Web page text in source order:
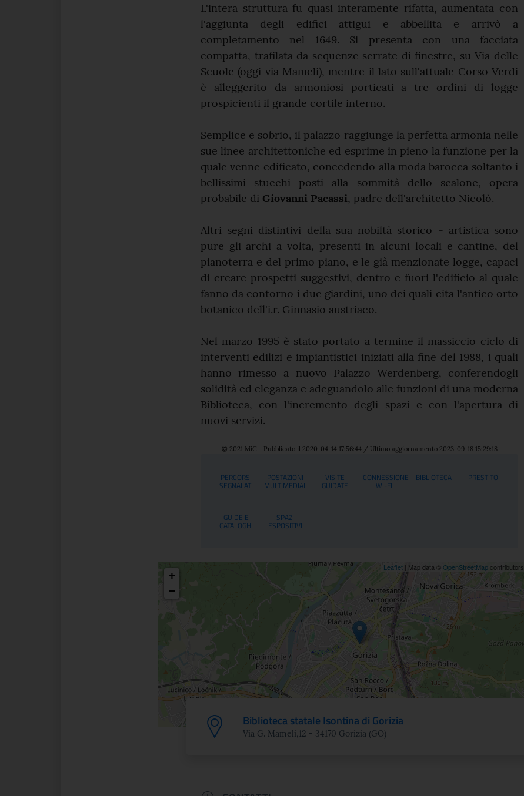
L'intera struttura fu quasi interamente rifatta, aumentata con
l'aggiunta degli edifici attigui e abbellita e arrivò a
completamento nel 1649. Si presenta con una facciata
compatta, trafilata da sequenze serrate di finestre, su Via delle
Scuole (oggi via Mameli), mentre il lato sull'attuale Corso Verdi
è alleggerito da armoniosi porticati a tre ordini di logge
prospicienti il grande cortile interno.
Semplice e sobrio, il palazzo raggiunge la perfetta armonia nelle
sue linee architettoniche ed esprime in pieno la funzione per la
quale venne edificato, concedendo alla moda barocca soltanto i
bellissimi stucchi posti alla sommità dello scalone, opera
probabile di Giovanni Pacassi, padre dell'architetto Nicolò.
Altri segni distintivi della sua nobiltà storico - artistica sono
pure gli archi a volta, presenti in alcuni locali e cantine, del
pianoterra e del primo piano, e le già menzionate logge, capaci
di creare prospetti suggestivi, dentro e fuori l'edificio al quale
fanno da contorno i due giardini, uno dei quali cita l'antico orto
botanico dell'i.r. Ginnasio austriaco.
Nel marzo 1995 è stato portato a termine il massiccio ciclo di
interventi edilizi e impiantistici iniziati alla fine del 1988, i quali
hanno rimesso a nuovo Palazzo Werdenberg, conferendogli
solidità ed eleganza e adeguandolo alle funzioni di una moderna
Biblioteca, con l'incremento degli spazi e con l'apertura di
nuovi servizi.
© 2021 MiC - Pubblicato il 2020-04-14 17:56:44 / Ultimo aggiornamento 2023-09-18 15:29:18
Servizi
PERCORSI
SEGNALATI
POSTAZIONI
MULTIMEDIALI
VISITE
GUIDATE
CONNESSIONE
WI-FI
BIBLIOTECA PRESTITO
GUIDE E
CATALOGHI
SPAZI
ESPOSITIVI
Posizione
+
−
Leaflet | Map data © OpenStreetMapcontributors,
Biblioteca statale Isontina di Gorizia
Via G. Mameli,12 - 34170 Gorizia (GO)